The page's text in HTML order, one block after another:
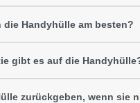
die Handyhülle am besten?
gibt es auf die
zurückgeben, wenn sie